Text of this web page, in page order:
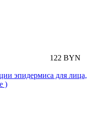
122 BYN
эпидермиса для лица,
)